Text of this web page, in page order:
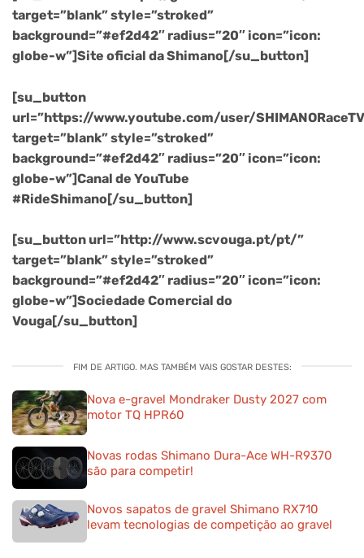
target=”blank” style=”stroked”
background=”#ef2d42″ radius=”20″ icon=”icon:
globe-w”]Site oficial da Shimano[/su_button]
[su_button
url=”https://www.youtube.com/user/
target=”blank” style=”stroked”
background=”#ef2d42″ radius=”20″ icon=”icon:
globe-w”]Canal de YouTube
#RideShimano[/su_button]
[su_button url=”http://www.scvouga.pt/pt/”
target=”blank” style=”stroked”
background=”#ef2d42″ radius=”20″ icon=”icon:
globe-w”]Sociedade Comercial do
Vouga[/su_button]
FIM DE ARTIGO. MAS TAMBÉM VAIS GOSTAR DESTES:
Nova e-gravel Mondraker Dusty 2027 com
motor TQ HPR60
Novas rodas Shimano Dura-Ace WH-R9370
são para competir!
Novos sapatos de gravel Shimano RX710
levam tecnologias de competição ao gravel